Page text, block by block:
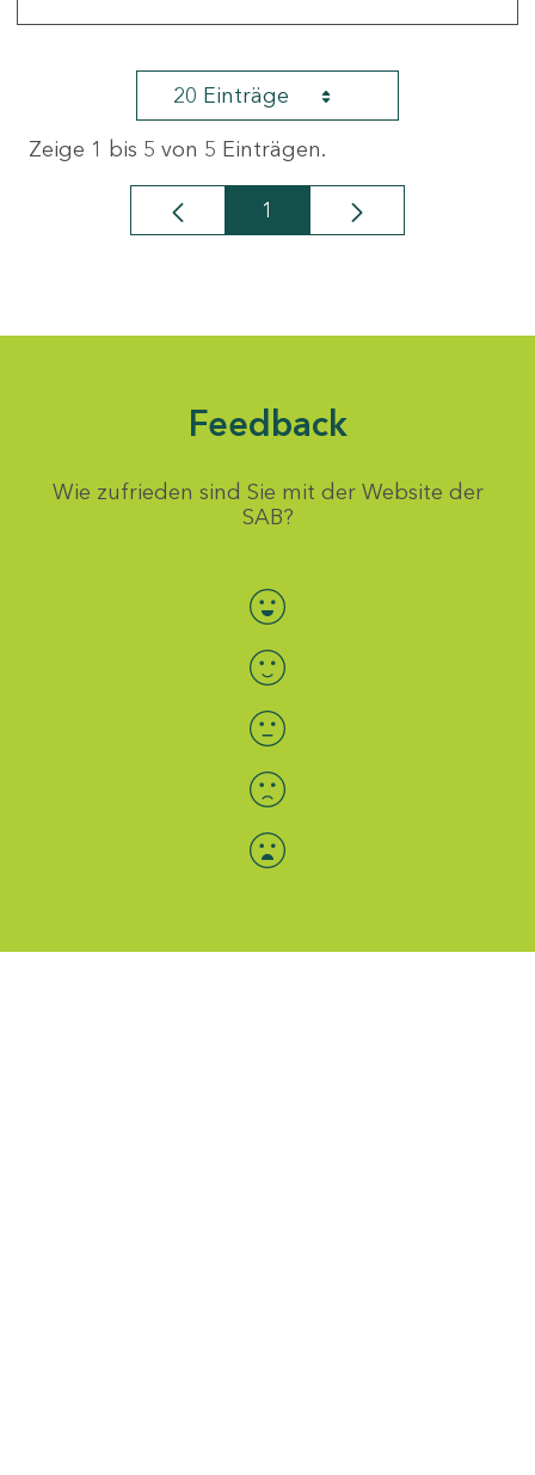
20 Einträge
Zeige 1 bis 5 von 5 Einträgen.
Seite
1
Feedback
Wie zufrieden sind Sie mit der Website der
SAB?
Bewertung auswählen